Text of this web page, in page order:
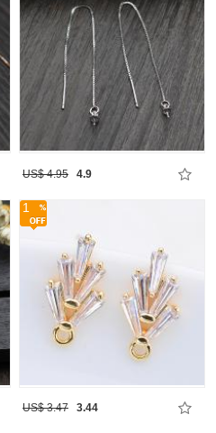
US$ 4.95 4.9
1
US$ 3.47 3.44